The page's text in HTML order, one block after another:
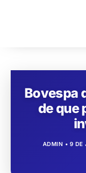
Bovespa
de que
ADMIN 9 DE